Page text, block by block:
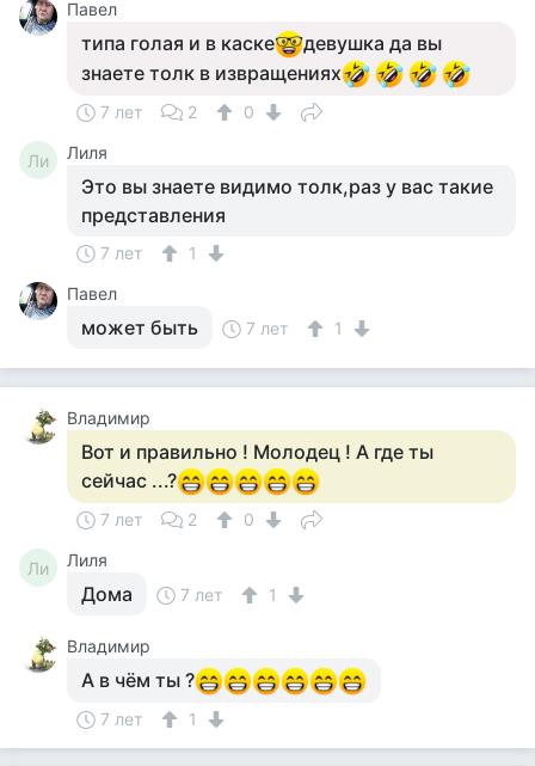
Павел
типа голая и в каске
девушка да вы
знаете толк в извращениях
7 лет 2 0
Ли Лиля
Это вы знаете видимо толк,раз у вас такие
представления
7 лет
1
Павел
может быть 7 лет 1
Владимир
Вот и правильно ! Молодец ! А где ты
сейчас ...?
7 лет 2 0
Ли Лиля
Дома 7 лет 1
Владимир
А в чём ты ?
7 лет 1